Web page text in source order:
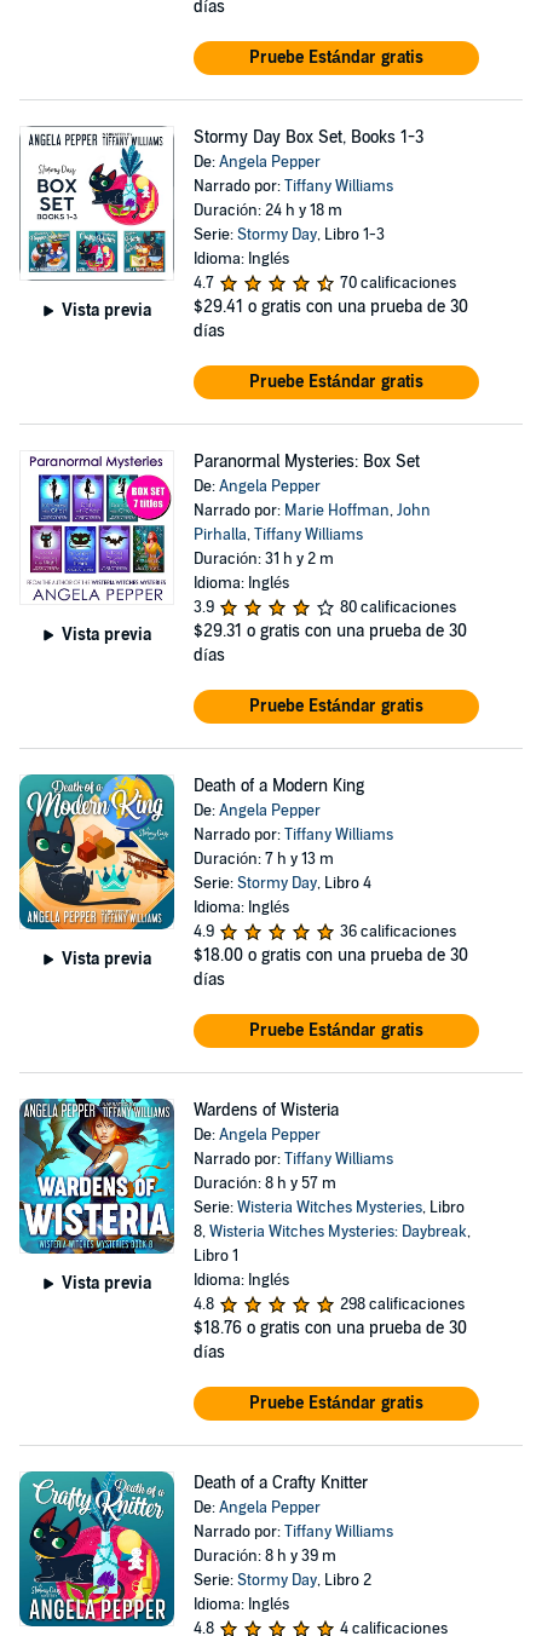
días
Pruebe Estándar gratis
Vista previa
Stormy Day Box Set, Books 1-3
De:Angela Pepper
Narrado por:Tiffany Williams
Duración: 24 h y 18 m
Serie:Stormy Day, Libro 1-3
Idioma: Inglés
4.7
70 calificaciones
$29.41 o gratis con una prueba de 30
días
Pruebe Estándar gratis
Vista previa
Paranormal Mysteries: Box Set
De:Angela Pepper
Narrado por: Marie Hoffman,John
Pirhalla,Tiffany Williams
Duración: 31 h y 2 m
Idioma: Inglés
3.9
80 calificaciones
$29.31 o gratis con una prueba de 30
días
Pruebe Estándar gratis
Vista previa
Death of a Modern King
De:Angela Pepper
Narrado por:Tiffany Williams
Duración: 7 h y 13 m
Serie:Stormy Day, Libro 4
Idioma: Inglés
4.9
36 calificaciones
$18.00 o gratis con una prueba de 30
días
Pruebe Estándar gratis
Vista previa
Wardens of Wisteria
De:Angela Pepper
Narrado por:Tiffany Williams
Duración: 8 h y 57 m
Serie:Wisteria Witches Mysteries, Libro
8,Wisteria Witches Mysteries: Daybreak,
Libro 1
Idioma: Inglés
4.8
298 calificaciones
$18.76 o gratis con una prueba de 30
días
Pruebe Estándar gratis
Death of a Crafty Knitter
De:Angela Pepper
Narrado por:Tiffany Williams
Duración: 8 h y 39 m
Serie:Stormy Day, Libro 2
Idioma: Inglés
4.8
4 calificaciones